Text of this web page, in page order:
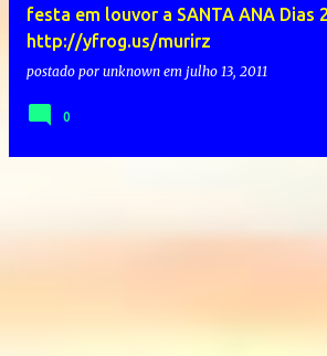
festa em louvor a SANTA ANA Dias
http://yfrog.us/murirz
postado por unknown em julho 13, 2011
0